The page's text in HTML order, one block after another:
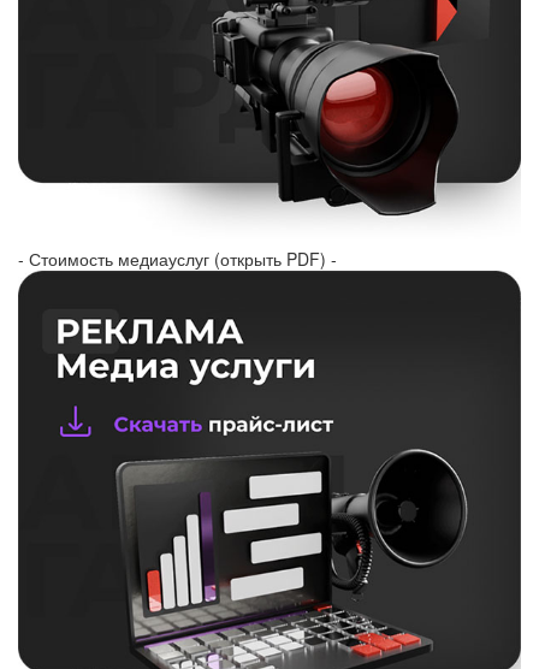
- Стоимость медиауслуг (открыть PDF) -